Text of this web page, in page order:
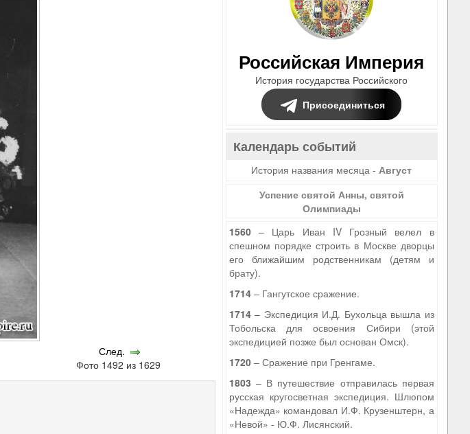
След.
Фото 1492 из 1629
Российская Империя
История государства Российского
Присоединиться
Календарь событий
История названия месяца -Август
Успение святой Анны, святой
Олимпиады
1560– Царь Иван IV Грозный велел в
спешном порядке строить в Москве дворцы
его ближайшим родственникам (детям и
брату).
1714– Гангутское сражение.
1714– Экспедиция И.Д. Бухольца вышла из
Тобольска для освоения Сибири (этой
экспедицией позже был основан Омск).
1720– Сражение при Гренгаме.
1803 – В путешествие отправилась первая
русская кругосветная экспедиция. Шлюпом
«Надежда» командовал И.Ф. Крузенштерн, а
«Невой» - Ю.Ф. Лисянский.